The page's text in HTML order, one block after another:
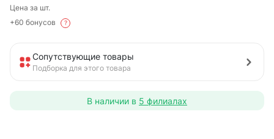
Цена за шт.
+60 бонусов
?
Сопутствующие товары
Подборка для этого товара
В наличии в 5 филиалах